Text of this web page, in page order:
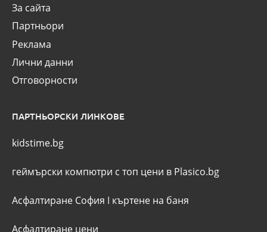
За сайта
Партньори
Реклама
Лични данни
Отговорности
ПАРТНЬОРСКИ ЛИНКОВЕ
kidstime.bg
геймърски компютри с топ цени в Plasico.bg
Асфалтиране София I къртене на баня
Асфалтиране цени